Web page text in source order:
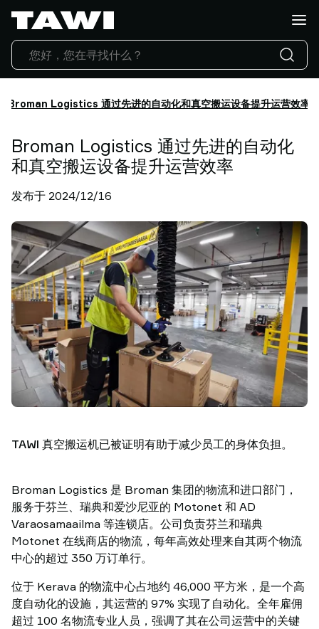
Broman Logistics 通过先进的自动化和真空搬运设备提升运营效率
Broman Logistics 通过先进的自动化
和真空搬运设备提升运营效率
发布于 2024/12/16
TAWI 真空搬运机已被证明有助于减少员工的身体负担。
Broman Logistics 是 Broman 集团的物流和进口部门，
服务于芬兰、瑞典和爱沙尼亚的 Motonet 和 AD
Varaosamaailma 等连锁店。公司负责芬兰和瑞典
Motonet 在线商店的物流，每年高效处理来自其两个物流
中心的超过 350 万订单行。
位于 Kerava 的物流中心占地约 46,000 平方米，是一个高
度自动化的设施，其运营的 97% 实现了自动化。全年雇佣
超过 100 名物流专业人员，强调了其在公司运营中的关键
你
想
搬
运
什
产
行
业
应
用
服
务
与
支
持
功
案
例
搬
运
联
为
什
么
选
择
TAWI